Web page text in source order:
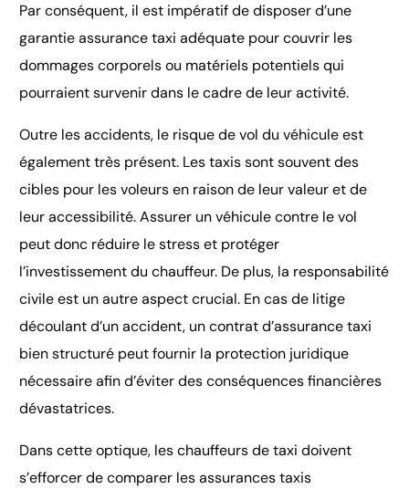
Par conséquent, il est impératif de disposer d’une
garantie assurance taxi adéquate pour couvrir les
dommages corporels ou matériels potentiels qui
pourraient survenir dans le cadre de leur activité.
Outre les accidents, le risque de vol du véhicule est
également très présent. Les taxis sont souvent des
cibles pour les voleurs en raison de leur valeur et de
leur accessibilité. Assurer un véhicule contre le vol
peut donc réduire le stress et protéger
l’investissement du chauffeur. De plus, la responsabilité
civile est un autre aspect crucial. En cas de litige
découlant d’un accident, un contrat d’assurance taxi
bien structuré peut fournir la protection juridique
nécessaire afin d’éviter des conséquences financières
dévastatrices.
Dans cette optique, les chauffeurs de taxi doivent
s’efforcer de comparer les assurances taxis